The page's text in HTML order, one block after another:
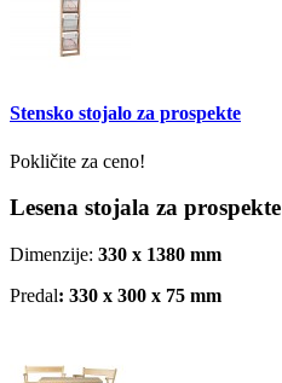
Stensko stojalo za prospekte
Pokličite za ceno!
Lesena stojala za prospekte
Dimenzije: 330 x 1380 mm
Predal: 330 x 300 x 75 mm